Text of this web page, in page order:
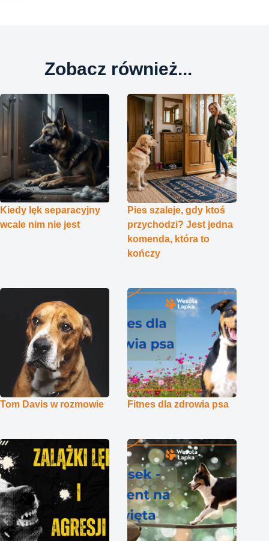
Zobacz również...
Kiedy lęk separacyjny
wcale nim nie jest
Pies szaleje, gdy ktoś
przychodzi? Jest jedna
komenda, która to
kończy
Tom Davis w rozmowie Fitnes dla zdrowia psa